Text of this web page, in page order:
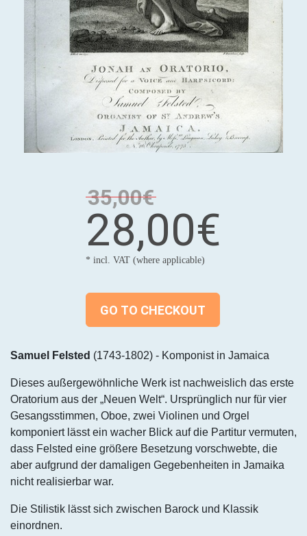
35,00€
28,00€
* incl. VAT (where applicable)
GO TO CHECKOUT
Samuel Felsted (1743-1802) - Komponist in Jamaica
Dieses außergewöhnliche Werk ist nachweislich das erste
Oratorium aus der „Neuen Welt“. Ursprünglich nur für vier
Gesangsstimmen, Oboe, zwei Violinen und Orgel
komponiert lässt ein wacher Blick auf die Partitur vermuten,
dass Felsted eine größere Besetzung vorschwebte, die
aber aufgrund der damaligen Gegebenheiten in Jamaika
nicht realisierbar war.
Die Stilistik lässt sich zwischen Barock und Klassik
einordnen.